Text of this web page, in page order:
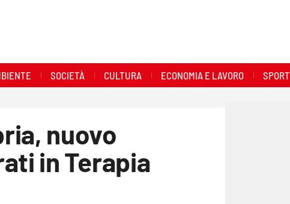
SOCIETÀ CULTURA ECONOMIA E LAVORO SPORT
nuovo
in Terapia